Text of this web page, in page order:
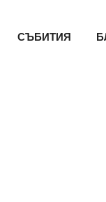
СЪБИТИЯ